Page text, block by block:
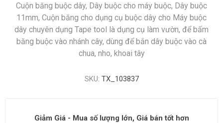
Cuộn băng buộc dây, Dây buộc cho máy buộc, Dây buộc
11mm, Cuộn băng cho dụng cụ buộc dây cho Máy buộc
dây chuyên dụng Tape tool là dụng cụ làm vườn, để bấm
băng buộc vào nhánh cây, dùng để bắn dây buộc vào cà
chua, nho, khoai tây
SKU: TX_103837
Giảm Giá - Mua số lượng lớn, Giá bán tốt hơn